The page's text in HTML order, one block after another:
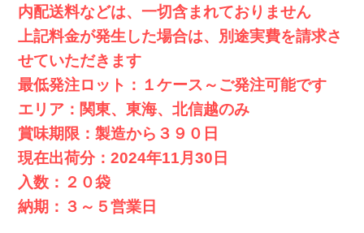
内配送料などは、一切含まれておりません
上記料金が発生した場合は、別途実費を請求さ
せていただきます
最低発注ロット：１ケース～ご発注可能です
エリア：関東、東海、北信越のみ
賞味期限：製造から３９０日
現在出荷分：2024年11月30日
入数：２０袋
納期：３～５営業日